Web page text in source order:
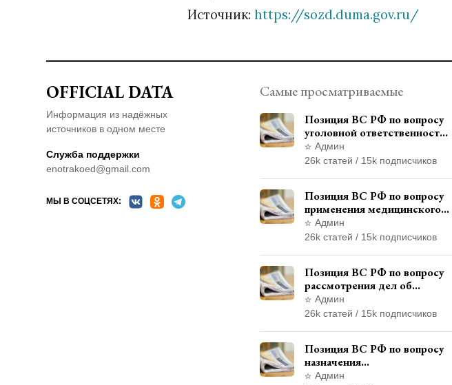
Источник: https://sozd.duma.gov.ru/
OFFICIAL DATA
Информация из надёжных
источников в одном месте
Служба поддержки
enotrakoed@gmail.com
МЫ В СОЦСЕТЯХ:
Самые просматриваемые
Позиция ВС РФ по вопросу
уголовной ответственности
за участие в
террористической
Админ
26k статей / 15k подписчиков
Позиция ВС РФ по вопросу
применения медицинского
освидетельствования
военнослужащих при
Админ
26k статей / 15k подписчиков
Позиция ВС РФ по вопросу
рассмотрения дел об
административных
правонарушениях по месту
ответственности
Админ
26k статей / 15k подписчиков
Позиция ВС РФ по вопросу
назначения
административного
Админ